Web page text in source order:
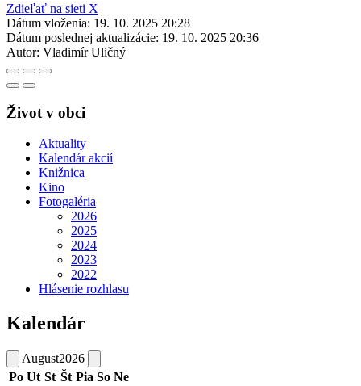
Zdieľať na sieti X
Dátum vloženia: 19. 10. 2025 20:28
Dátum poslednej aktualizácie: 19. 10. 2025 20:36
Autor: Vladimír Uličný
Život v obci
Aktuality
Kalendár akcií
Knižnica
Kino
Fotogaléria
2026
2025
2024
2023
2022
Hlásenie rozhlasu
Kalendár
August2026
Po Ut St Št Pia So Ne